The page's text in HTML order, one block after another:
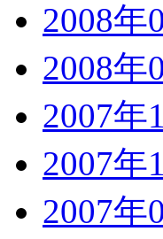
2008年
2008年
2007年
2007年
2007年